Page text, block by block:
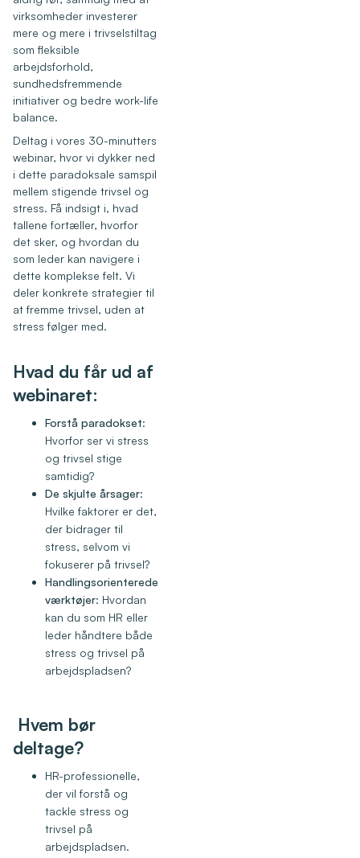
virksomheder investerer
mere og mere i trivselstiltag
som fleksible
arbejdsforhold,
sundhedsfremmende
initiativer og bedre work-life
balance.
Deltag i vores 30-minutters
webinar, hvor vi dykker ned
i dette paradoksale samspil
mellem stigende trivsel og
stress. Få indsigt i, hvad
tallene fortæller, hvorfor
det sker, og hvordan du
som leder kan navigere i
dette komplekse felt. Vi
deler konkrete strategier til
at fremme trivsel, uden at
stress følger med.
Hvad du får ud af
webinaret:
Forstå paradokset:
Hvorfor ser vi stress
og trivsel stige
samtidig?
De skjulte årsager:
Hvilke faktorer er det,
der bidrager til
stress, selvom vi
fokuserer på trivsel?
Handlingsorienterede
værktøjer: Hvordan
kan du som HR eller
leder håndtere både
stress og trivsel på
arbejdspladsen?
Hvem bør
deltage?
HR-professionelle,
der vil forstå og
tackle stress og
trivsel på
arbejdspladsen.